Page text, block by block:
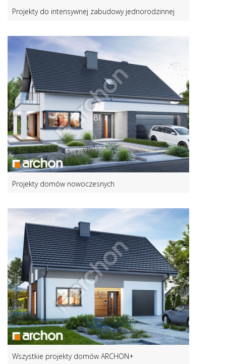
Projekty do intensywnej zabudowy jednorodzinnej
Projekty domów nowoczesnych
Wszystkie projekty domów ARCHON+